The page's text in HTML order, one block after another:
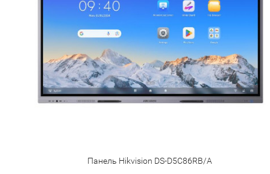
Панель Hikvision DS-D5C86RB/A